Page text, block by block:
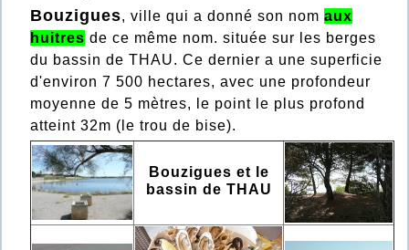
Bouzigues, ville qui a donné son nom aux
huitres de ce même nom. située sur les berges
du bassin de THAU. Ce dernier a une superficie
d'environ 7 500 hectares, avec une profondeur
moyenne de 5 mètres, le point le plus profond
atteint 32m (le trou de bise).
Bouzigues et le
bassin de THAU